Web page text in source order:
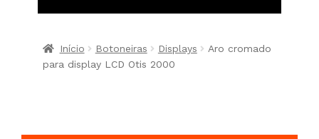
Início Botoneiras Displays
Aro cromado
para display LCD Otis 2000